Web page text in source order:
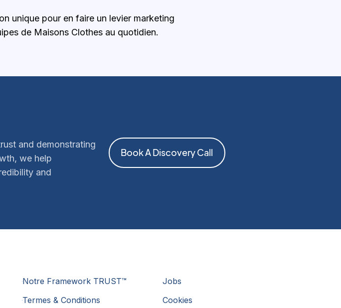
unique pour en faire un levier marketing
de Maisons Clothes au quotidien.
and demonstrating
we help
and
Book A Discovery Call
Notre Framework TRUST™
Termes & Conditions
Jobs
Cookies